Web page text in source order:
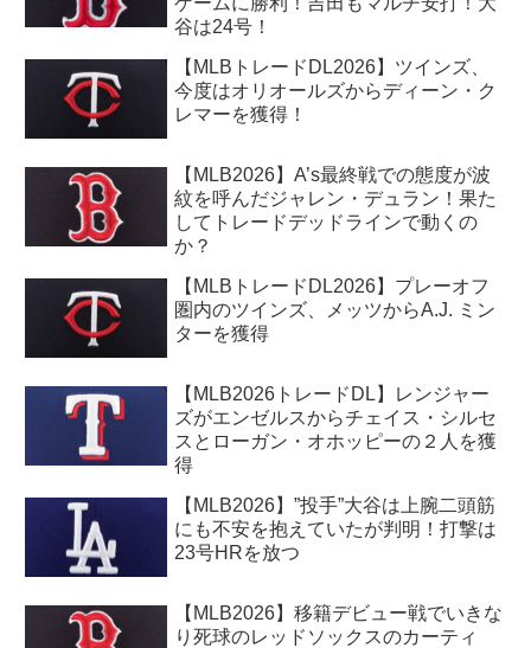
谷は24号！
【MLBトレードDL2026】ツインズ、
今度はオリオールズからディーン・ク
レマーを獲得！
【MLB2026】A’s最終戦での態度が波
紋を呼んだジャレン・デュラン！果た
してトレードデッドラインで動くの
か？
【MLBトレードDL2026】プレーオフ
圏内のツインズ、メッツからA.J. ミン
ターを獲得
【MLB2026トレードDL】レンジャー
ズがエンゼルスからチェイス・シルセ
スとローガン・オホッピーの２人を獲
得
【MLB2026】”投手”大谷は上腕二頭筋
にも不安を抱えていたが判明！打撃は
23号HRを放つ
【MLB2026】移籍デビュー戦でいきな
り死球のレッドソックスのカーティ